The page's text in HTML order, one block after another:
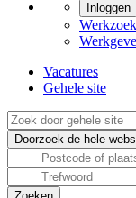
Inloggen
Vacatures
Gehele site